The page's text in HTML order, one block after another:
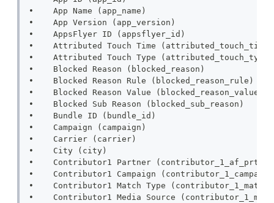
•    App Name (app_name)
•    App Version (app_version)
•    AppsFlyer ID (appsflyer_id)
•    Attributed Touch Time (attributed_touch_time)
•    Attributed Touch Type (attributed_touch_type)
•    Blocked Reason (blocked_reason)
•    Blocked Reason Rule (blocked_reason_rule)
•    Blocked Reason Value (blocked_reason_value)
•    Blocked Sub Reason (blocked_sub_reason)
•    Bundle ID (bundle_id)
•    Campaign (campaign)
•    Carrier (carrier)
•    City (city)
•    Contributor1 Partner (contributor_1_af_prt)
•    Contributor1 Campaign
•    Contributor1 Match Type
•    Contributor1 Media Source